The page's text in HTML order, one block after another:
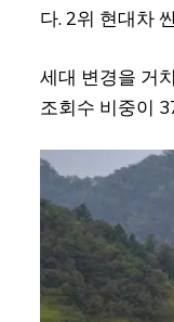
다. 2위 현대차
세대 변경을 거
조회수 비중이